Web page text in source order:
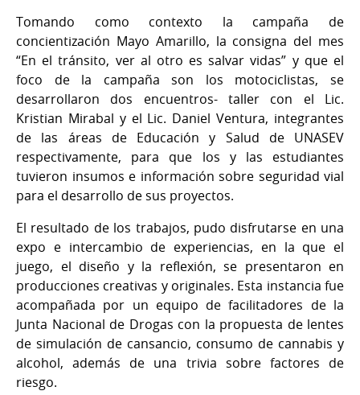
Tomando como contexto la campaña de
concientización Mayo Amarillo, la consigna del mes
“En el tránsito, ver al otro es salvar vidas” y que el
foco de la campaña son los motociclistas, se
desarrollaron dos encuentros- taller con el Lic.
Kristian Mirabal y el Lic. Daniel Ventura, integrantes
de las áreas de Educación y Salud de UNASEV
respectivamente, para que los y las estudiantes
tuvieron insumos e información sobre seguridad vial
para el desarrollo de sus proyectos.
El resultado de los trabajos, pudo disfrutarse en una
expo e intercambio de experiencias, en la que el
juego, el diseño y la reflexión, se presentaron en
producciones creativas y originales. Esta instancia fue
acompañada por un equipo de facilitadores de la
Junta Nacional de Drogas con la propuesta de lentes
de simulación de cansancio, consumo de cannabis y
alcohol, además de una trivia sobre factores de
riesgo.